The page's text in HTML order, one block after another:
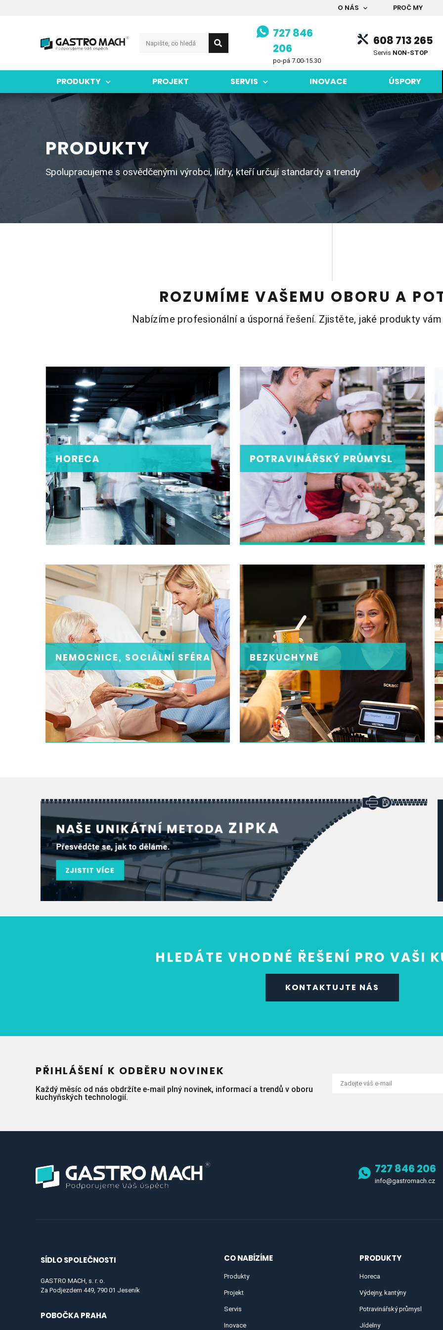
O NÁS PROČ MY
727 846
206
po-pá 7.00-15.30
608 713 265
Servis NON-STOP
PRODUKTY PROJEKT SERVIS INOVACE ÚSPORY
PRODUKTY
Spolupracujeme s osvědčenými výrobci, lídry, kteří určují standardy a trendy
ROZUMÍME VAŠEMU OBORU A
Nabízíme profesionální a úsporná řešení. Zjistěte, jaké produkty
HORECA
Provozujete restauraci, pizzerii, hotel, kavárnu,
cukrárnu či bistro? Tak právě tato kategorie je
pro Vás
ZOBRAZIT
POTRAVINÁŘSKÝ PRŮMYSL
Malé farmy, výrobci potravin, pekárny, výrobny
lahůdek a další...
ZOBRAZIT
NEMOCNICE, SOCIÁLNÍ SFÉRA
NEMOCNICE, SOCIÁLNÍ SFÉRA
Léčebny, nemocnice, kliniky, domovy, ústavy ...
ZOBRAZIT
BEZKUCHYNĚ
BEZKUCHYNĚ
Nemáte kuchyni, chybí Vám kuchař, tak právě
tuto kategorii nesmíte minout, je určena právě
pro Vás
ZOBRAZIT
HLEDÁTE VHODNÉ ŘEŠENÍ PRO VAŠI
KONTAKTUJTE NÁS
PŘIHLÁŠENÍ K ODBĚRU NOVINEK
Každý měsíc od nás obdržíte e-mail plný novinek, informací a trendů v oboru
kuchyňských technologií.
727 846 206
info@gastromach.cz
SÍDLO SPOLEČNOSTI
GASTRO MACH, s. r. o.
Za Podjezdem 449, 790 01 Jeseník
POBOČKA PRAHA
CO NABÍZÍME
Produkty
Projekt
Servis
Inovace
PRODUKTY
Horeca
Výdejny, kantýny
Potravinářský průmysl
Jídelny